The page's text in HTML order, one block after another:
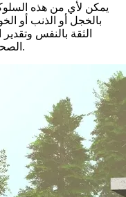
يمكن لأي من هذه
بالخجل أو الذنب أو
الثقة بالنفس
الصحية العقلية الموجودة مثل الاكتئاب والقلق.